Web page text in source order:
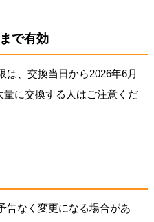
で有効
は、交換当日から2026年6月
に交換する人はご注意くだ
告なく変更になる場合があ